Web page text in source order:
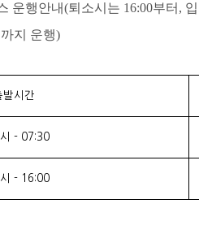
운행안내(퇴소시는 16:00부터, 입
지 운행)
발시간
- 07:30
- 16:00